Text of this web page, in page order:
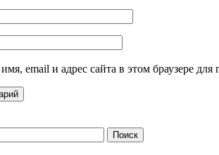
email и адрес сайта в этом браузере